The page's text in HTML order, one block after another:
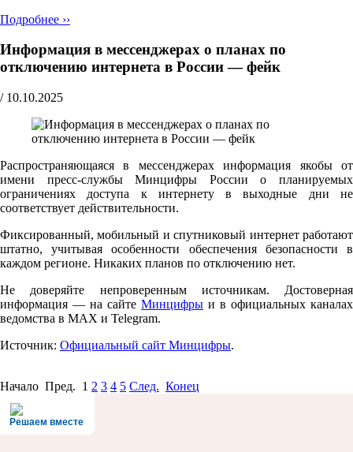
Подробнее ››
Информация в мессенджерах о планах по
отключению интернета в России — фейк
/ 10.10.2025
Распространяющаяся в мессенджерах информация якобы от
имени пресс-службы Минцифры России о планируемых
ограничениях доступа к интернету в выходные дни не
соответствует действительности.
Фиксированный, мобильный и спутниковый интернет работают
штатно, учитывая особенности обеспечения безопасности в
каждом регионе. Никаких планов по отключению нет.
Не доверяйте непроверенным источникам. Достоверная
информация — на сайте Минцифры и в официальных каналах
ведомства в MAX и Telegram.
Источник: Официальный сайт Минцифры.
Начало Пред. 1 2 3 4 5 След. Конец
Решаем вместе